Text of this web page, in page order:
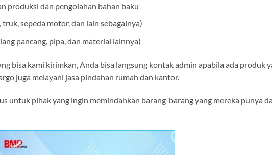
produksi dan pengolahan bahan baku
sepeda motor, dan lain sebagainya)
pancang, pipa, dan material lainnya)
bisa kami kirimkan, Anda bisa langsung kontak admin apabila ada produk
juga melayani jasa pindahan rumah dan kantor.
untuk pihak yang ingin memindahkan barang-barang yang mereka punya